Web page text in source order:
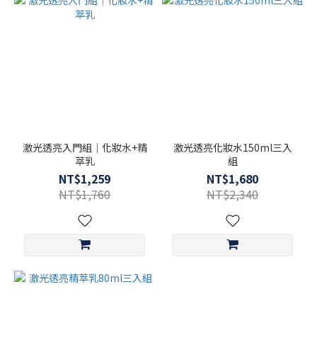
激光透亮入門組｜化妝水+精
萃乳
NT$1,259
NT$1,760
激光透亮化妝水150ml三入
組
NT$1,680
NT$2,340